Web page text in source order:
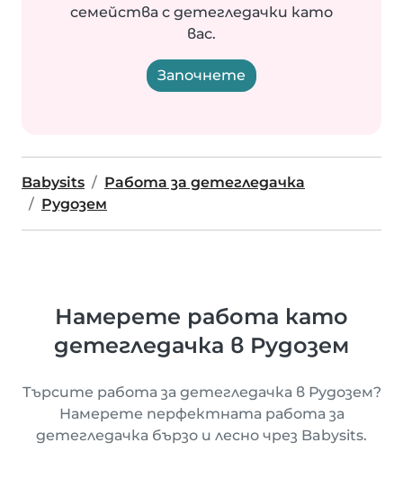
семейства с детегледачки като
вас.
Започнете
Babysits
Работа за детегледачка
Рудозем
Намерете работа като
детегледачка в Рудозем
Търсите работа за детегледачка в Рудозем?
Намерете перфектната работа за
детегледачка бързо и лесно чрез Babysits.